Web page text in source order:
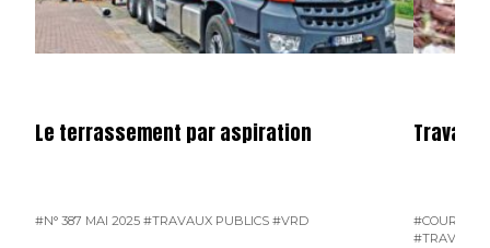
Le terrassement par aspiration
#N° 387 MAI 2025 #TRAVAUX PUBLICS #VRD
#COURRIER
#TRAVAUX